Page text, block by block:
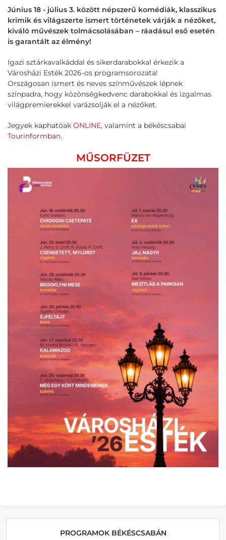
Június 18 - július 3. között népszerű komédiák, klasszikus
krimik és világszerte ismert történetek várják a nézőket,
kiváló művészek tolmácsolásában – ráadásul eső esetén
is garantált az élmény!
Igazi sztárkavalkáddal és sikerdarabokkal érkezik a
Városházi Esték 2026-os programsorozata!
Országosan ismert és neves színművészek lépnek
színpadra, hogy közönségkedvenc darabokkal és izgalmas
világpremierekkel varázsolják el a nézőket.
Jegyek kaphatóak ONLINE, valamint a békéscsabai
Tourinformban.
MŰSORFÜZET
PROGRAMOK BÉKÉSCSABÁN